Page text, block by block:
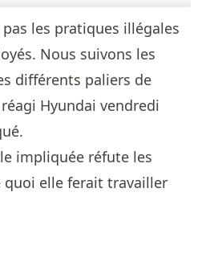
les pratiques illégales
Nous suivons les
différents paliers de
Hyundai vendredi
impliquée réfute les
elle ferait travailler